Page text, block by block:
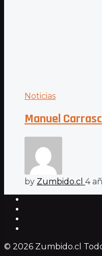
Noticias
Manuel
by Zumbido.cl 4
© 2026 Zumbido.cl